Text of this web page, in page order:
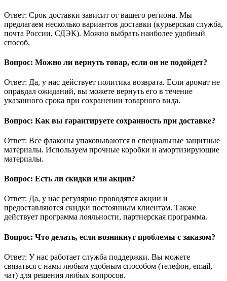
Ответ: Срок доставки зависит от вашего региона. Мы
предлагаем несколько вариантов доставки (курьерская служба,
почта России, СДЭК). Можно выбрать наиболее удобный
способ.
Вопрос: Можно ли вернуть товар, если он не подойдет?
Ответ: Да, у нас действует политика возврата. Если аромат не
оправдал ожиданий, вы можете вернуть его в течение
указанного срока при сохранении товарного вида.
Вопрос: Как вы гарантируете сохранность при доставке?
Ответ: Все флаконы упаковываются в специальные защитные
материалы. Используем прочные коробки и амортизирующие
материалы.
Вопрос: Есть ли скидки или акции?
Ответ: Да, у нас регулярно проводятся акции и
предоставляются скидки постоянным клиентам. Также
действует программа лояльности, партнерская программа.
Вопрос: Что делать, если возникнут проблемы с заказом?
Ответ: У нас работает служба поддержки. Вы можете
связаться с нами любым удобным способом (телефон, email,
чат) для решения любых вопросов.